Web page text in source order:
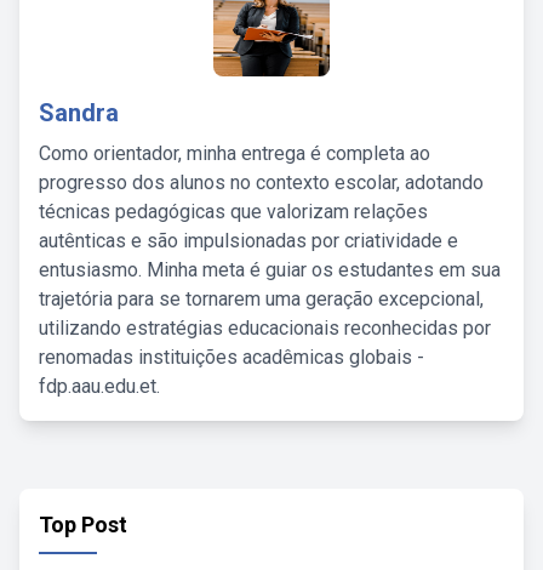
Sandra
Como orientador, minha entrega é completa ao
progresso dos alunos no contexto escolar, adotando
técnicas pedagógicas que valorizam relações
autênticas e são impulsionadas por criatividade e
entusiasmo. Minha meta é guiar os estudantes em sua
trajetória para se tornarem uma geração excepcional,
utilizando estratégias educacionais reconhecidas por
renomadas instituições acadêmicas globais -
fdp.aau.edu.et.
Top Post